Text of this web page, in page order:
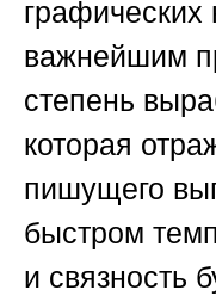
важнейшим
степень
которая
пишущего
быстром
и связность